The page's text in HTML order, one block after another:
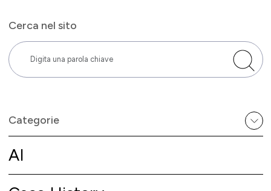
Cerca nel sito
Categorie
AI